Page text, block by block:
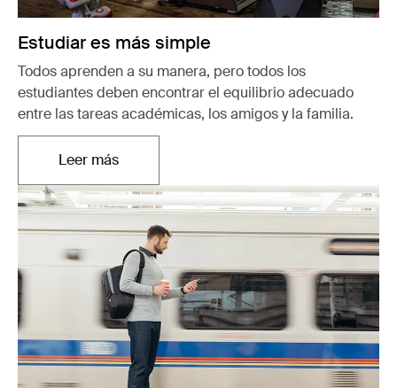
Estudiar es más simple
Todos aprenden a su manera, pero todos los
estudiantes deben encontrar el equilibrio adecuado
entre las tareas académicas, los amigos y la familia.
Leer másSe abre en una nueva pestaña